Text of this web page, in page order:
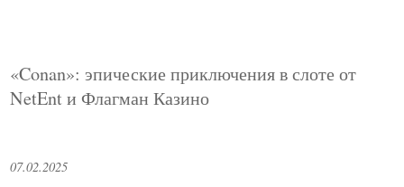
«Conan»: эпические приключения в слоте от
NetEnt и Флагман Казино
07.02.2025